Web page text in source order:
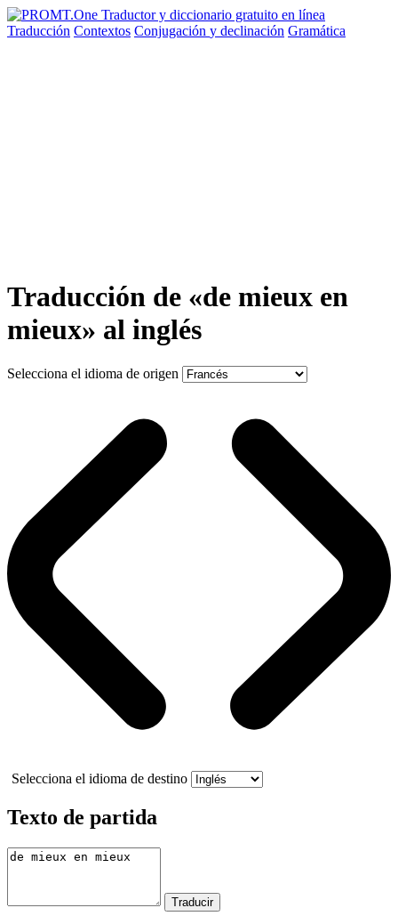
Traducción Contextos Conjugación y declinación Gramática
Traducción de «de mieux en
mieux» al inglés
Selecciona el idioma de origen
Selecciona el idioma de destino
Texto de partida